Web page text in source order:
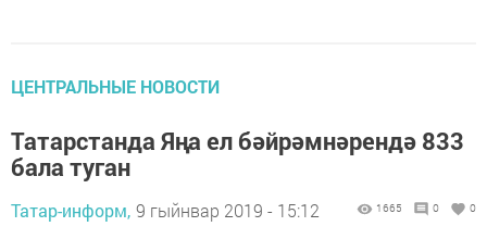
ЦЕНТРАЛЬНЫЕ НОВОСТИ
Татарстанда Яңа ел бәйрәмнәрендә 833
бала туган
Татар-информ, 9 гыйнвар 2019 - 15:12 1665 0 0